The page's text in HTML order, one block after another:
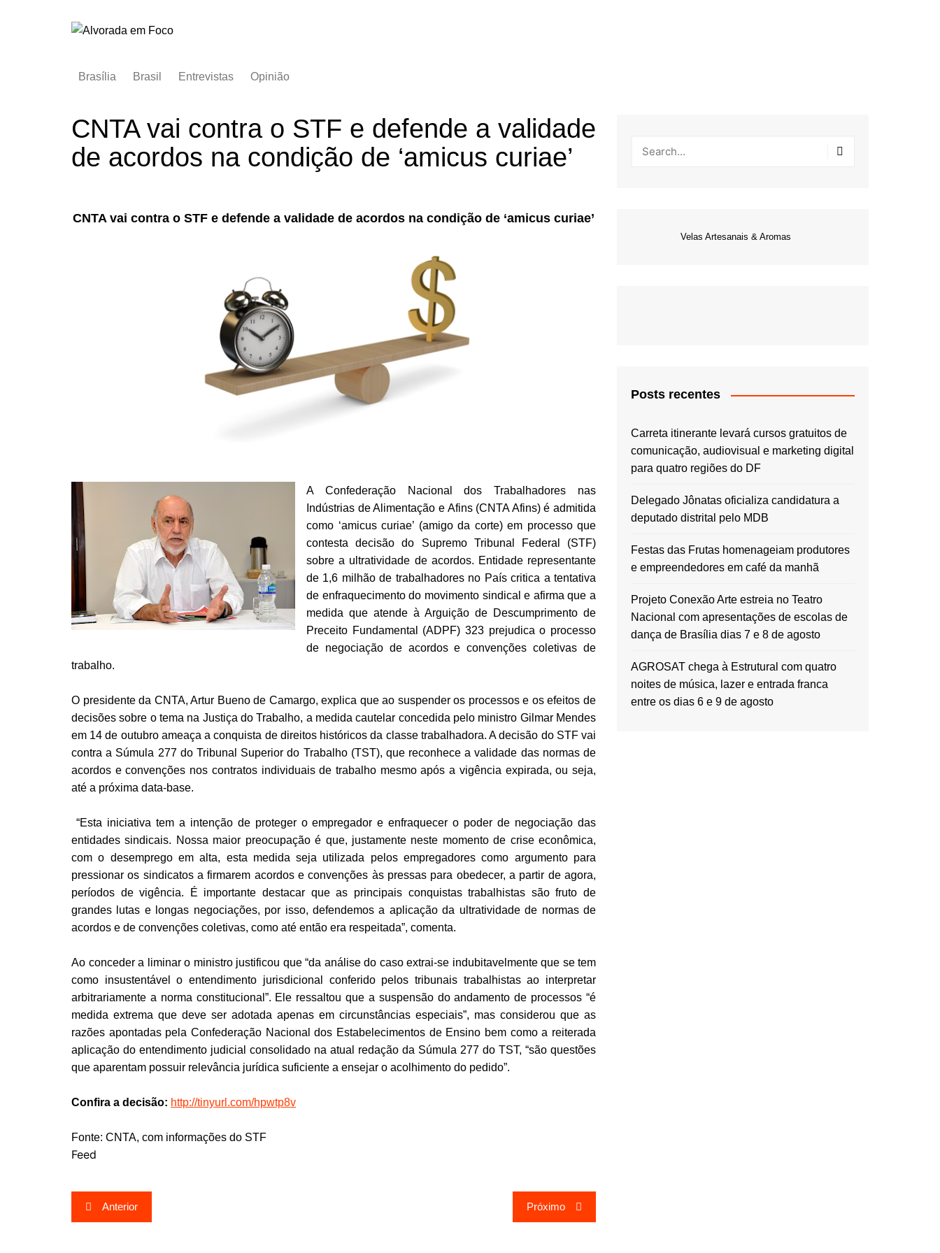
Brasília
Brasil Entrevistas Opinião
CNTA vai contra o STF e defende a validade
de acordos na condição de ‘amicus curiae’
CNTA vai contra o STF e defende a validade de acordos na condição de ‘amicus curiae’
A Confederação Nacional dos Trabalhadores nas
Indústrias de Alimentação e Afins (CNTA Afins) é admitida
como ‘amicus curiae’ (amigo da corte) em processo que
contesta decisão do Supremo Tribunal Federal (STF)
sobre a ultratividade de acordos. Entidade representante
de 1,6 milhão de trabalhadores no País critica a tentativa
de enfraquecimento do movimento sindical e afirma que a
medida que atende à Arguição de Descumprimento de
Preceito Fundamental (ADPF) 323 prejudica o processo
de negociação de acordos e convenções coletivas de
trabalho.
O presidente da CNTA, Artur Bueno de Camargo, explica que ao suspender os processos e os efeitos de
decisões sobre o tema na Justiça do Trabalho, a medida cautelar concedida pelo ministro Gilmar Mendes
em 14 de outubro ameaça a conquista de direitos históricos da classe trabalhadora. A decisão do STF vai
contra a Súmula 277 do Tribunal Superior do Trabalho (TST), que reconhece a validade das normas de
acordos e convenções nos contratos individuais de trabalho mesmo após a vigência expirada, ou seja,
até a próxima data-base.
“Esta iniciativa tem a intenção de proteger o empregador e enfraquecer o poder de negociação das
entidades sindicais. Nossa maior preocupação é que, justamente neste momento de crise econômica,
com o desemprego em alta, esta medida seja utilizada pelos empregadores como argumento para
pressionar os sindicatos a firmarem acordos e convenções às pressas para obedecer, a partir de agora,
períodos de vigência. É importante destacar que as principais conquistas trabalhistas são fruto de
grandes lutas e longas negociações, por isso, defendemos a aplicação da ultratividade de normas de
acordos e de convenções coletivas, como até então era respeitada”, comenta.
Ao conceder a liminar o ministro justificou que “da análise do caso extrai-se indubitavelmente que se tem
como insustentável o entendimento jurisdicional conferido pelos tribunais trabalhistas ao interpretar
arbitrariamente a norma constitucional”. Ele ressaltou que a suspensão do andamento de processos “é
medida extrema que deve ser adotada apenas em circunstâncias especiais”, mas considerou que as
razões apontadas pela Confederação Nacional dos Estabelecimentos de Ensino bem como a reiterada
aplicação do entendimento judicial consolidado na atual redação da Súmula 277 do TST, “são questões
que aparentam possuir relevância jurídica suficiente a ensejar o acolhimento do pedido”.
Confira a decisão: http://tinyurl.com/hpwtp8v
Fonte: CNTA, com informações do STF
Feed
Navegação
de
Anterior Próximo
Velas Artesanais & Aromas
Posts recentes
Carreta itinerante levará cursos gratuitos de
comunicação, audiovisual e marketing digital
para quatro regiões do DF
Delegado Jônatas oficializa candidatura a
deputado distrital pelo MDB
Festas das Frutas homenageiam produtores
e empreendedores em café da manhã
Projeto Conexão Arte estreia no Teatro
Nacional com apresentações de escolas de
dança de Brasília dias 7 e 8 de agosto
AGROSAT chega à Estrutural com quatro
noites de música, lazer e entrada franca
entre os dias 6 e 9 de agosto